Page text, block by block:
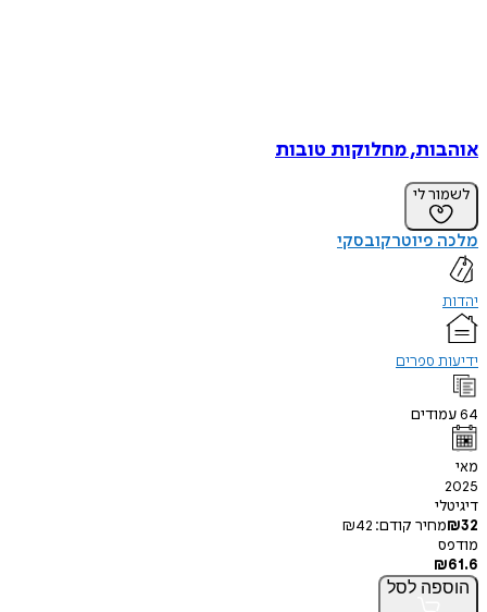
אוהבות, מחלוקות טובות
לשמור לי
מלכה פיוטרקובסקי
יהדות
ידיעות ספרים
64עמודים
מאי
2025
דיגיטלי
₪32 מחיר קודם: ₪42
מודפס
₪61.6
הוספה לסל